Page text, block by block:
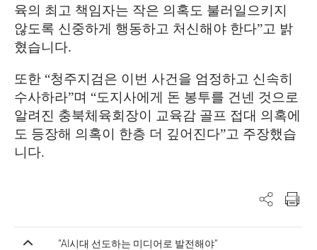
육의 최고 책임자는 작은 의혹도 불러일으키지
않도록 신중하게 행동하고 처신해야 한다”고 밝
혔습니다.
또한 “청주지검은 이번 사건을 엄정하고 신속히
수사하라”며 “도지사에게 돈 봉투를 건넨 것으로
알려진 충북체육회장이 교육감 골프 접대 의혹에
도 등장해 의혹이 한층 더 깊어진다”고 주장했습
니다.
“AI시대 선도하는 미디어로 발전해야”